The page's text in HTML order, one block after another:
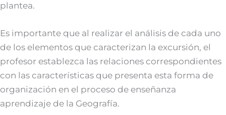
plantea.
Es importante que al realizar el análisis de cada uno
de los elementos que caracterizan la excursión, el
profesor establezca las relaciones correspondientes
con las características que presenta esta forma de
organización en el proceso de enseñanza
aprendizaje de la Geografía.